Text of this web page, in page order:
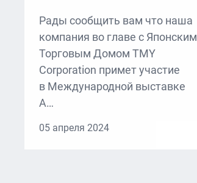
Рады сообщить вам что наша
компания во главе с Японским
Торговым Домом TMY
Corporation примет участие
в Международной выставке
А…
05 апреля 2024